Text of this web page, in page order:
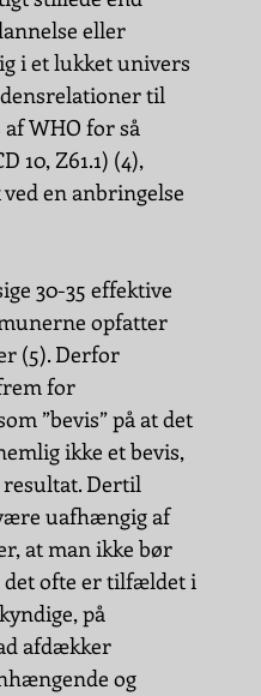
eller
i et lukket univers
til
WHO for så
10, Z61.1) (4),
en anbringelse
30-35 effektive
opfatter
(5). Derfor
for
”bevis” på at det
ikke et bevis,
Dertil
uafhængig af
at man ikke bør
det ofte er tilfældet i
på
afdækker
og